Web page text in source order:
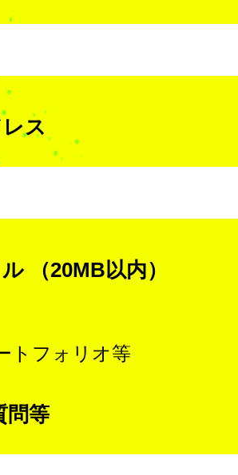
ス
（20MB以内）
トフォリオ等
問等